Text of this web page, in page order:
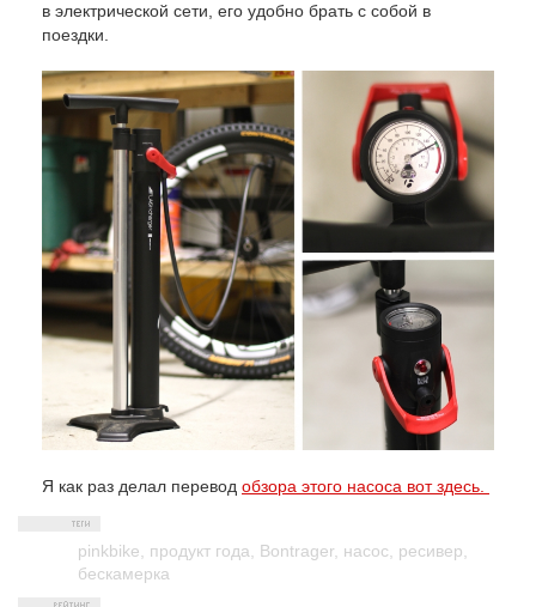
в электрической сети, его удобно брать с собой в
поездки.
Я как раз делал перевод обзора этого насоса вот здесь.
pinkbike продукт года Bontrager насос ресивер
бескамерка